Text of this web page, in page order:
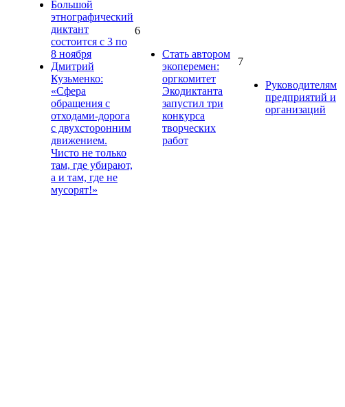
Большой
этнографический
диктант
состоится с 3 по
8 ноября
Дмитрий
Кузьменко:
«Сфера
обращения с
отходами-дорога
с двухсторонним
движением.
Чисто не только
там, где убирают,
а и там, где не
мусорят!»
6
Стать автором
экоперемен:
оргкомитет
Экодиктанта
запустил три
конкурса
творческих
работ
7
Руководителям
предприятий и
организаций